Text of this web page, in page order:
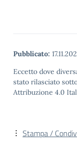
Pubblicato:
Eccetto dove
stato rilasciato
Attribuzione 4.0
Stampa /